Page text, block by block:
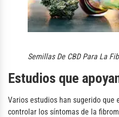
Semillas De CBD Para La
Estudios que
Varios estudios han sugerido que
controlar los síntomas de la